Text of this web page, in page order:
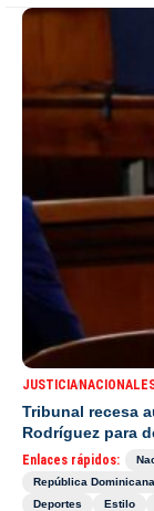
JUSTICIA
Tribunal recesa
Rodríguez para
Enlaces rápidos:
República Dominicana
Deportes
Estilo